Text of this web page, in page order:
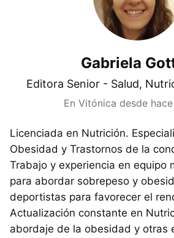
Gabriela
Editora Senior - Salud,
En Vitónica desde
Licenciada en Nutrición.
Obesidad y Trastornos de la
Trabajo y experiencia en equipo
para abordar sobrepeso y
deportistas para favorecer el
Actualización constante en
abordaje de la obesidad y otras